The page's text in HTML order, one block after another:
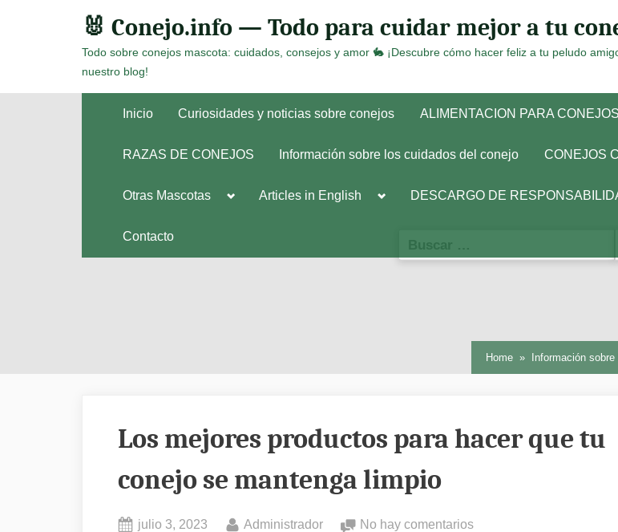
🐰 Conejo.info — Todo para cuidar mejor a tu
Todo sobre conejos mascota: cuidados, consejos y amor 🐇 ¡Descubre cómo hacer feliz a tu peludo
nuestro blog!
Inicio Curiosidades y noticias sobre conejos ALIMENTACION PARA CONEJOS
RAZAS DE CONEJOS Información sobre los cuidados del conejo CONEJOS
Otras Mascotas
Toggle
Toggle
Articles in English
ToggleDESCARGO DE
Contacto
Home Información
Los mejores productos para hacer que tu
conejo se mantenga limpio
Posted
julio 3, 2023 By
Administrador No hay comentarios